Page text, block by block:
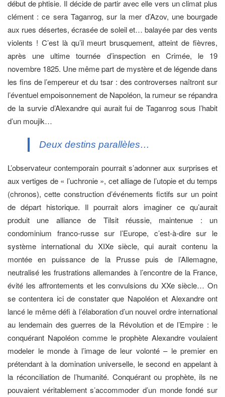
début de phtisie. Il décide de partir avec elle vers un climat plus
clément : ce sera Taganrog, sur la mer d’Azov, une bourgade
aux rues désertes, écrasée de soleil et… balayée par des vents
violents ! C’est là qu’il meurt brusquement, atteint de fièvres,
après une ultime tournée d’inspection en Crimée, le 19
novembre 1825. Une même part de mystère et de légende dans
les fins de l’empereur et du tsar : des controverses naîtront sur
l’éventuel empoisonnement de Napoléon, la rumeur se répandra
de la survie d’Alexandre qui aurait fui de Taganrog sous l’habit
d’un moujik…
Deux destins parallèles…
L’observateur contemporain pourrait s’adonner aux surprises et
aux vertiges de « l’uchronie », cet alliage de l’utopie et du temps
(chronos), cette construction d’événements fictifs sur un point
de départ historique. Il pourrait alors imaginer ce qu’aurait
produit une alliance de Tilsit réussie, maintenue : un
condominium franco-russe sur l’Europe, c’est-à-dire sur le
système international du XIXe siècle, qui aurait contenu la
montée en puissance de la Prusse puis de l’Allemagne,
neutralisé les frustrations allemandes à l’encontre de la France,
évité les affrontements et les convulsions du XXe siècle… On
se contentera ici de constater que Napoléon et Alexandre ont
lancé le même défi à l’élaboration d’un nouvel ordre international
au lendemain des guerres de la Révolution et de l’Empire : le
conquérant Napoléon comme le prophète Alexandre voulaient
modeler le monde à l’image de leur volonté – le premier en
prétendant à la domination universelle, le second en appelant à
la réconciliation de l’humanité. Conquérant ou prophète, ils ne
pouvaient véritablement s’accommoder d’un monde fondé sur